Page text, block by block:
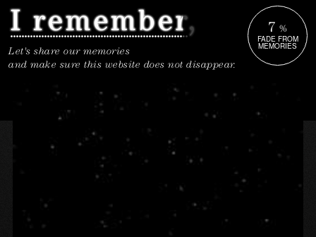
Let's share our memories
and make sure this website does not disappear.
7 %
FADE FROM
MEMORIES